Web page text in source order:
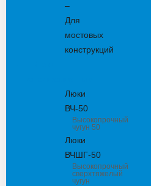
–
Для
мостовых
конструкций
Люки
ВЧ-50
Высокопрочный
чугун 50
Люки
ВЧШГ-50
Высокопрочный
сверхтяжелый
чугун